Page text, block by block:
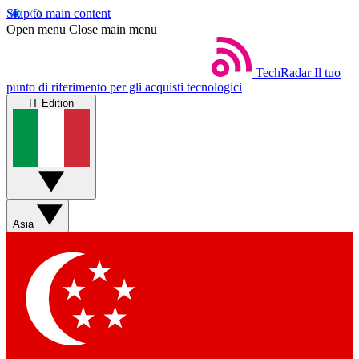
Skip to main content
Open menu Close main menu
TechRadar Il tuo
punto di riferimento per gli acquisti tecnologici
IT Edition
Asia